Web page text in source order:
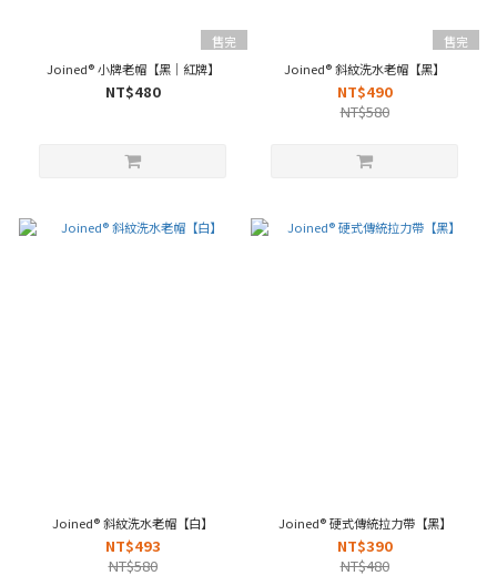
售完
Joined® 小牌老帽【黑｜紅牌】
NT$480
售完
Joined® 斜紋洗水老帽【黑】
NT$490
NT$580
Joined® 斜紋洗水老帽【白】
NT$493
NT$580
Joined® 硬式傳統拉力帶【黑】
NT$390
NT$480